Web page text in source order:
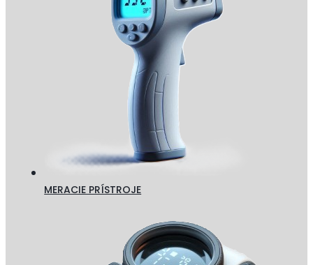
MERACIE PRÍSTROJE